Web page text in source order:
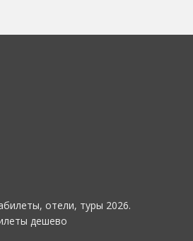
отели, туры 2026.
дешево